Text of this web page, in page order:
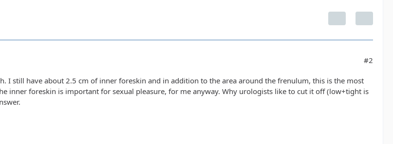
#2
I still have about 2.5 cm of inner foreskin and in addition to the area around the frenulum, this is the most
inner foreskin is important for sexual pleasure, for me anyway. Why urologists like to cut it off (low+tight is